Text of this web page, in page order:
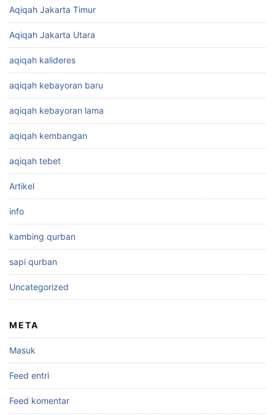
Aqiqah Jakarta Timur
Aqiqah Jakarta Utara
aqiqah kalideres
aqiqah kebayoran baru
aqiqah kebayoran lama
aqiqah kembangan
aqiqah tebet
Artikel
info
kambing qurban
sapi qurban
Uncategorized
META
Masuk
Feed entri
Feed komentar